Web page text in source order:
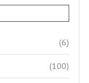
(6)
(100)